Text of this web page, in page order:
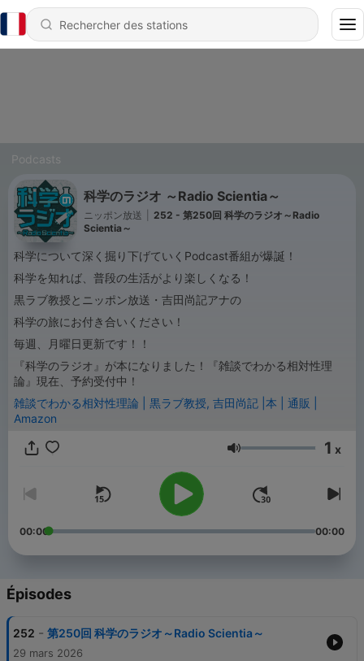
Podcasts
科学のラジオ ～Radio Scientia～
ニッポン放送
252 - 第250回 科学のラジオ～Radio
Scientia～
科学について深く掘り下げていくPodcast番組が爆誕！
科学を知れば、普段の生活がより楽しくなる！
黒ラブ教授とニッポン放送・吉田尚記アナの
科学の旅にお付き合いください！
毎週、月曜日更新です！！
『科学のラジオ』が本になりました！『雑談でわかる相対性理
論』現在、予約受付中！
雑談でわかる相対性理論 | 黒ラブ教授, 吉田尚記 |本 | 通販 |
Amazon
Volume 1 x
00:00 00:00
Épisodes
252 - 第250回 科学のラジオ～Radio Scientia～
29 mars 2026